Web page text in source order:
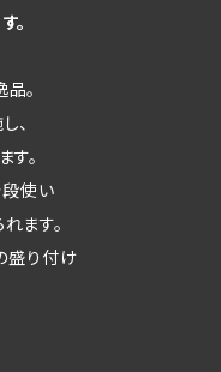
。
。
、
。
段使い
ます。
盛り付け